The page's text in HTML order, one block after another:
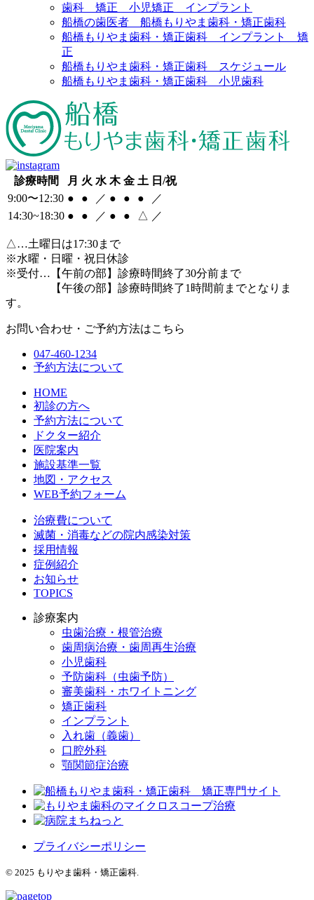
歯科 矯正 小児矯正 インプラント
船橋の歯医者 船橋もりやま歯科・矯正歯科
船橋もりやま歯科・矯正歯科 インプラント 矯
正
船橋もりやま歯科・矯正歯科 スケジュール
船橋もりやま歯科・矯正歯科 小児歯科
診療時間 月 火 水 木 金 土 日/祝
9:00〜12:30 ● ● ／ ● ● ●
／
14:30~18:30 ● ● ／ ● ● △ ／
△…土曜日は17:30まで
※水曜・日曜・祝日休診
※受付…【午前の部】診療時間終了30分前まで
【午後の部】診療時間終了1時間前までとなりま
す。
お問い合わせ・ご予約方法はこちら
047-460-1234
予約方法について
HOME
初診の方へ
予約方法について
ドクター紹介
医院案内
施設基準一覧
地図・アクセス
WEB予約フォーム
治療費について
滅菌・消毒などの院内感染対策
採用情報
症例紹介
お知らせ
TOPICS
診療案内
虫歯治療・根管治療
歯周病治療・歯周再生治療
小児歯科
予防歯科（虫歯予防）
審美歯科・ホワイトニング
矯正歯科
インプラント
入れ歯（義歯）
口腔外科
顎関節症治療
プライバシーポリシー
© 2025 もりやま歯科・矯正歯科.